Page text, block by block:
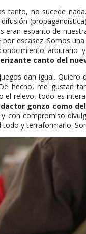
tanto, no sucede
eran espanto de
escasez. Somos
arbitrario
canto del
dan igual.
hecho, me gustan
el relevo, todo es
gonzo como
con compromiso
y terraformarlo.